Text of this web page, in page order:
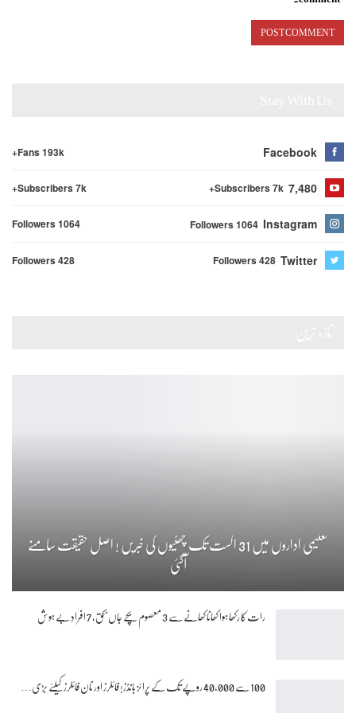
Facebook
Fans 193k+
7,480
Subscribers 7k+
Subscribers 7k+
Instagram
Followers 1064
Followers 1064
Twitter
Followers 428
Followers 428
تعلیمی اداروں میں 31 اگست تک چھٹیوں کی خبریں ! اصل حقیقت سامنے
آگئی
رات کا رکھا ہوا کھانا کھانے سے 3 معصوم بچے جاں بحق، 7 افراد بے ہوش
100 سے 40,000 روپے تک کے پرائز بانڈز! فائلرز اور نان فائلرز کیلئے بڑی…